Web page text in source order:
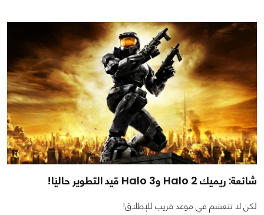
شائعة: ريميك Halo 2 وHalo 3 قيد التطوير حاليَا!
لكن لا تتعشم في موعد قريب للإطلاق!